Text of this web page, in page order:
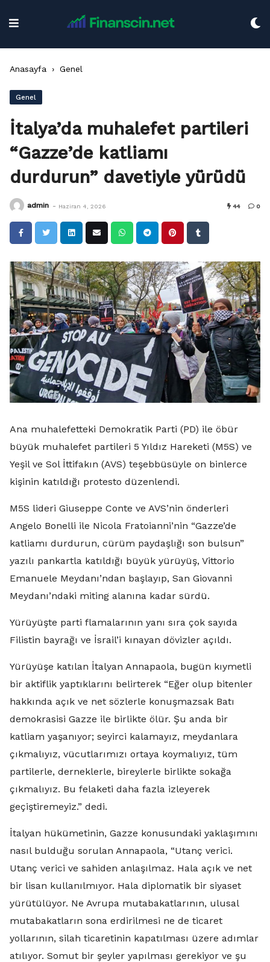
Anasayfa › Genel
Genel
İtalya’da muhalefet partileri
“Gazze’de katliamı
durdurun” davetiyle yürüdü
admin - Haziran 4, 2026 44 0
Ana muhalefetteki Demokratik Parti (PD) ile öbür
büyük muhalefet partileri 5 Yıldız Hareketi (M5S) ve
Yeşil ve Sol İttifakın (AVS) teşebbüsüyle on binlerce
kişinin katıldığı protesto düzenlendi.
M5S lideri Giuseppe Conte ve AVS’nin önderleri
Angelo Bonelli ile Nicola Fratoianni’nin “Gazze’de
katliamı durdurun, cürüm paydaşlığı son bulsun”
yazılı pankartla katıldığı büyük yürüyüş, Vittorio
Emanuele Meydanı’ndan başlayıp, San Giovanni
Meydanı’ndaki miting alanına kadar sürdü.
Yürüyüşte parti flamalarının yanı sıra çok sayıda
Filistin bayrağı ve İsrail’i kınayan dövizler açıldı.
Yürüyüşe katılan İtalyan Annapaola, bugün kıymetli
bir aktiflik yaptıklarını belirterek “Eğer olup bitenler
hakkında açık ve net sözlerle konuşmazsak Batı
demokrasisi Gazze ile birlikte ölür. Şu anda bir
katliam yaşanıyor; seyirci kalamayız, meydanlara
çıkmalıyız, vücutlarımızı ortaya koymalıyız, tüm
partilerle, derneklerle, bireylerle birlikte sokağa
çıkmalıyız. Bu felaketi daha fazla izleyerek
geçiştiremeyiz.” dedi.
İtalyan hükümetinin, Gazze konusundaki yaklaşımını
nasıl bulduğu sorulan Annapaola, “Utanç verici.
Utanç verici ve sahiden anlaşılmaz. Hala açık ve net
bir lisan kullanılmıyor. Hala diplomatik bir siyaset
yürütülüyor. Ne Avrupa mutabakatlarının, ulusal
mutabakatların sona erdirilmesi ne de ticaret
yollarının, silah ticaretinin kapatılması üzere adımlar
atılıyor. Somut bir şeyler yapılması gerekiyor ve şu